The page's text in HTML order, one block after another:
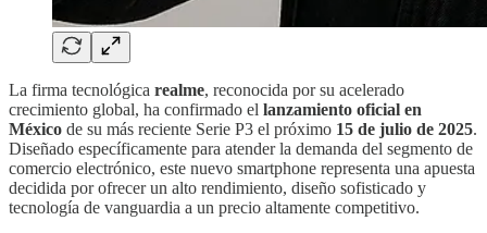
La firma tecnológica realme, reconocida por su acelerado
crecimiento global, ha confirmado el lanzamiento oficial en
México de su más reciente Serie P3 el próximo 15 de julio de 2025.
Diseñado específicamente para atender la demanda del segmento de
comercio electrónico, este nuevo smartphone representa una apuesta
decidida por ofrecer un alto rendimiento, diseño sofisticado y
tecnología de vanguardia a un precio altamente competitivo.